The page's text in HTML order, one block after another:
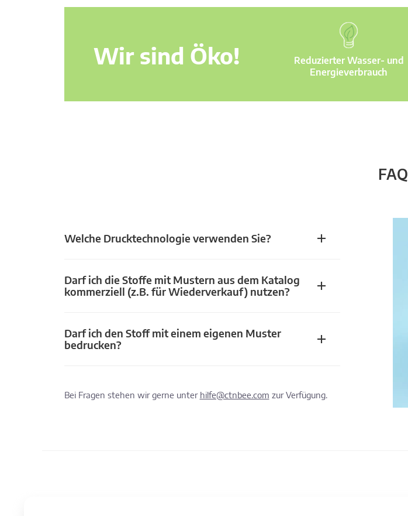
Wir sind Öko!
Reduzierter Wasser- und
Energieverbrauch
FAQ
Welche Drucktechnologie verwenden Sie?
Darf ich die Stoffe mit Mustern aus dem Katalog
kommerziell (z.B. für Wiederverkauf) nutzen?
Darf ich den Stoff mit einem eigenen Muster
bedrucken?
Bei Fragen stehen wir gerne unter hilfe@ctnbee.com zur Verfügung.